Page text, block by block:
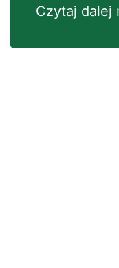
Czytaj dalej